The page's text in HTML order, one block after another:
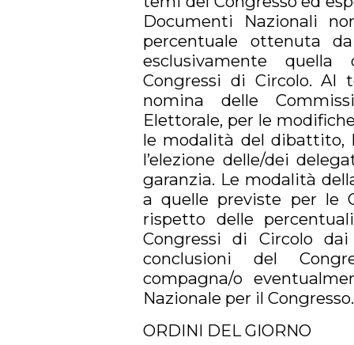
Documenti Nazionali
percentuale ottenuta
esclusivamente quella
Congressi di Circolo. Al
nomina delle
Elettorale, per le
le modalità del dibattito,
l’elezione delle/dei
garanzia. Le modalità
a quelle previste per le
rispetto delle
Congressi di Circolo
conclusioni del
compagna/o
Nazionale per il Congresso.
ORDINI DEL GIORNO